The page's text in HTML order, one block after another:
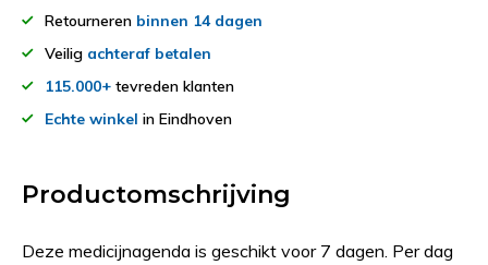
Retourneren binnen 14 dagen
Veilig achteraf betalen
115.000+ tevreden klanten
Echte winkel in Eindhoven
Productomschrijving
Deze medicijnagenda is geschikt voor 7 dagen. Per dag